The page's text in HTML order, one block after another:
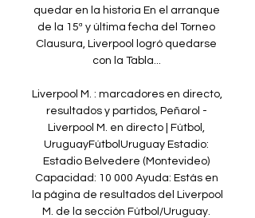
quedar en la historia En el arranque
de la 15ª y última fecha del Torneo
Clausura, Liverpool logró quedarse
con la Tabla...
Liverpool M. : marcadores en directo,
resultados y partidos, Peñarol -
Liverpool M. en directo | Fútbol,
UruguayFútbolUruguay Estadio:
Estadio Belvedere (Montevideo)
Capacidad: 10 000 Ayuda: Estás en
la página de resultados del Liverpool
M. de la sección Fútbol/Uruguay.